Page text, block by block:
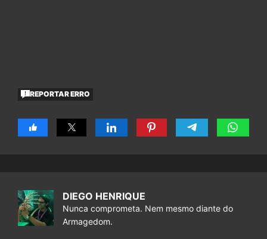
REPORTAR ERRO
DIEGO HENRIQUE
Nunca comprometa. Nem mesmo diante do
Armagedom.